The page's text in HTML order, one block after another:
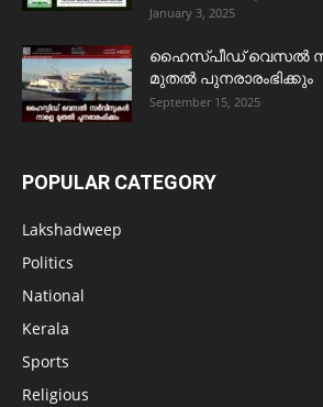
January 3, 2025
ഹൈസ്പീഡ് വെസൽ
മുതൽ പുനരാരംഭിക്കും
September 15, 2025
POPULAR CATEGORY
Lakshadweep
Politics
National
Kerala
Sports
Religious